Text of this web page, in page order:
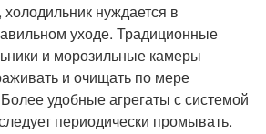
нуждается в
уходе. Традиционные
и морозильные камеры
и очищать по мере
удобные агрегаты с системой
периодически промывать.